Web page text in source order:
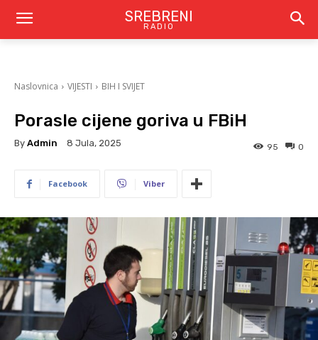
SREBRENI
RADIO
Naslovnica VIJESTI BIH I SVIJET
Porasle cijene goriva u FBiH
By Admin 8 Jula, 2025 0
95
Facebook Viber